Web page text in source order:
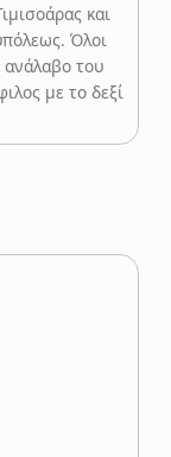
και
Όλοι
του
με το δεξί